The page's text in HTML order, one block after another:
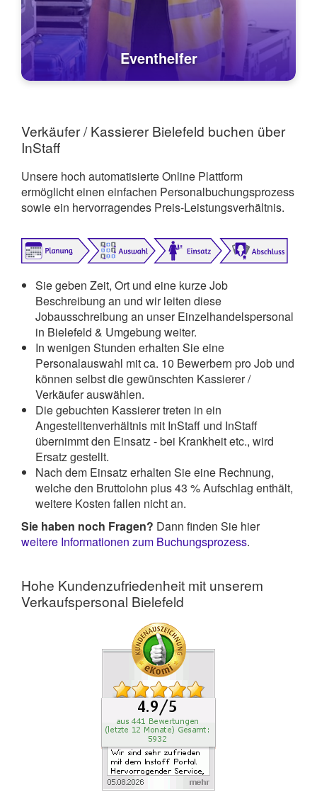
Eventhelfer
Verkäufer / Kassierer Bielefeld buchen über
InStaff
Unsere hoch automatisierte Online Plattform
ermöglicht einen einfachen Personalbuchungsprozess
sowie ein hervorragendes Preis-Leistungsverhältnis.
Sie geben Zeit, Ort und eine kurze Job
Beschreibung an und wir leiten diese
Jobausschreibung an unser Einzelhandelspersonal
in Bielefeld & Umgebung weiter.
In wenigen Stunden erhalten Sie eine
Personalauswahl mit ca. 10 Bewerbern pro Job und
können selbst die gewünschten Kassierer /
Verkäufer auswählen.
Die gebuchten Kassierer treten in ein
Angestelltenverhältnis mit InStaff und InStaff
übernimmt den Einsatz - bei Krankheit etc., wird
Ersatz gestellt.
Nach dem Einsatz erhalten Sie eine Rechnung,
welche den Bruttolohn plus 43 % Aufschlag enthält,
weitere Kosten fallen nicht an.
Sie haben noch Fragen? Dann finden Sie hier
weitere Informationen zum Buchungsprozess.
Hohe Kundenzufriedenheit mit unserem
Verkaufspersonal Bielefeld